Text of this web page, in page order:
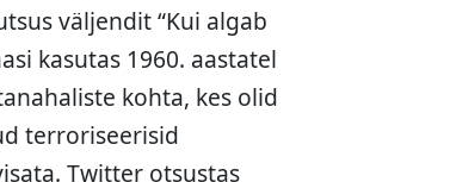
väljendit “Kui algab
kasutas 1960. aastatel
kohta, kes olid
terroriseerisid
Twitter otsustas